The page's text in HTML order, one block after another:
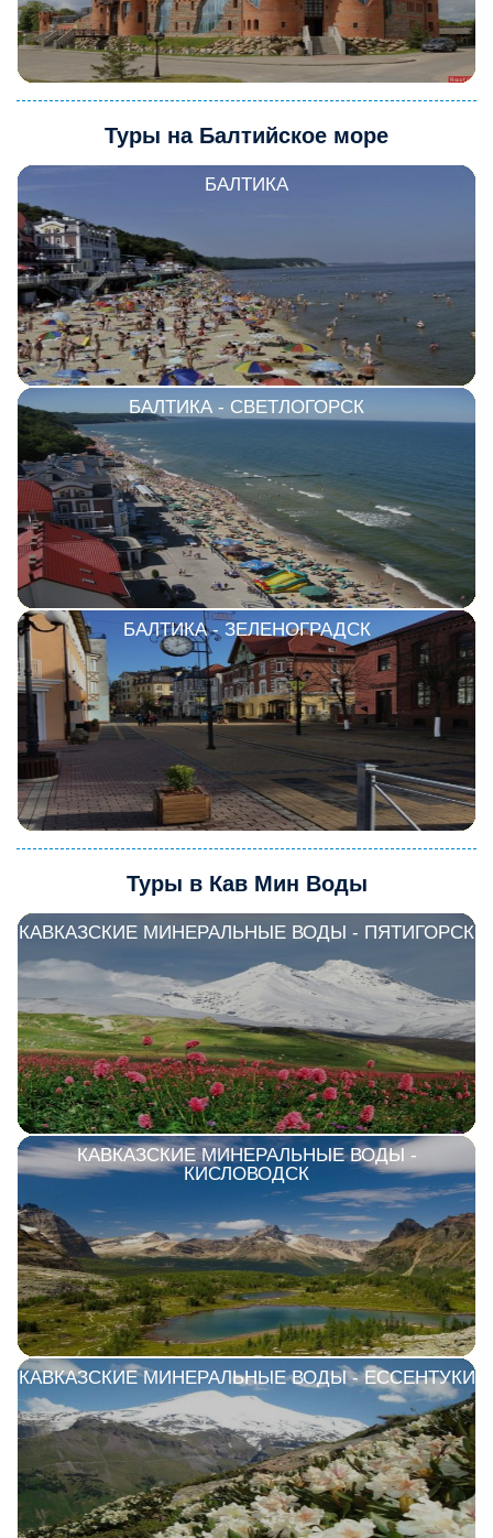
Туры на Балтийское море
БАЛТИКА
БАЛТИКА - СВЕТЛОГОРСК
БАЛТИКА - ЗЕЛЕНОГРАДСК
Туры в Кав Мин Воды
КАВКАЗСКИЕ МИНЕРАЛЬНЫЕ ВОДЫ - ПЯТИГОРСК
КАВКАЗСКИЕ МИНЕРАЛЬНЫЕ ВОДЫ -
КИСЛОВОДСК
КАВКАЗСКИЕ МИНЕРАЛЬНЫЕ ВОДЫ - ЕССЕНТУКИ